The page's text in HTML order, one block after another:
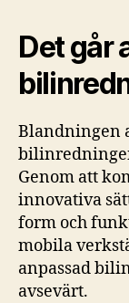
Det går
Blandningen
Genom att
innovativa
form och
mobila
anpassad
avsevärt.